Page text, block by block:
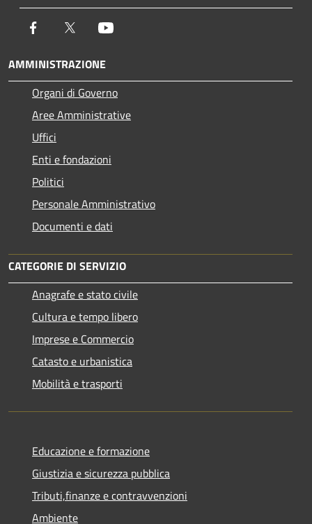
Facebook Twitter
AMMINISTRAZIONE
Organi di Governo
Aree Amministrative
Uffici
Enti e fondazioni
Politici
Personale Amministrativo
Documenti e dati
CATEGORIE DI SERVIZIO
Anagrafe e stato civile
Cultura e tempo libero
Imprese e Commercio
Catasto e urbanistica
Mobilità e trasporti
Educazione e formazione
Giustizia e sicurezza pubblica
Tributi,finanze e contravvenzioni
Ambiente